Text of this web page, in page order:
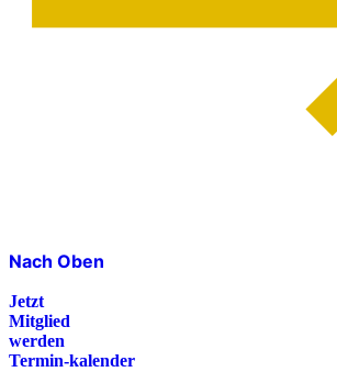
Nach Oben
Jetzt
Mitglied
werden
Termin-kalender